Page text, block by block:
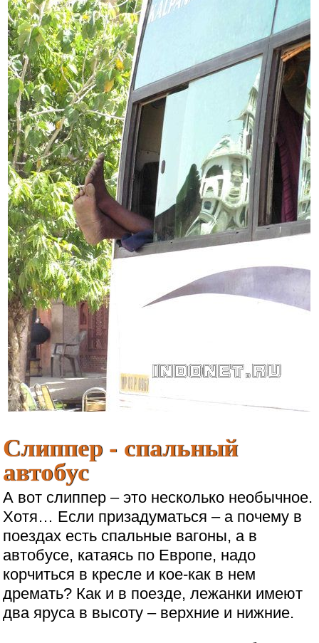
Слиппер - спальный
автобус
А вот слиппер – это несколько необычное.
Хотя… Если призадуматься – а почему в
поездах есть спальные вагоны, а в
автобусе, катаясь по Европе, надо
корчиться в кресле и кое-как в нем
дремать? Как и в поезде, лежанки имеют
два яруса в высоту – верхние и нижние.